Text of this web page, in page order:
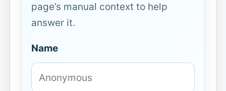
page’s manual context to help
answer it.
Name